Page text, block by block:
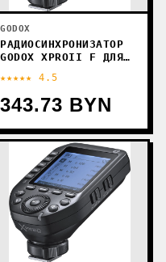
GODOX
РАДИОСИНХРОНИЗАТОР
GODOX XPROII F ДЛЯ
★★★★★ 4.5
343.73 BYN